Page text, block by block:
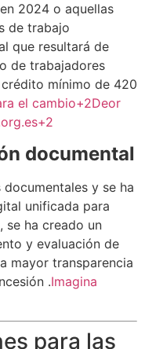
2024 o aquellas
de trabajo
que resultará de
de trabajadores
mínimo de 420
el cambio+2Deor
+2
documental
y se ha
unificada para
se ha creado un
y evaluación de
mayor transparencia
.Imagina
para las